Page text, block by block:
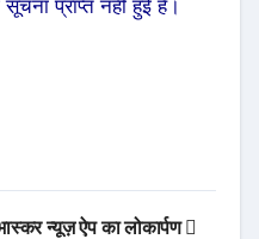
प्राप्त नहीं हुई है।
न्यूज़ ऐप का लोकार्पण